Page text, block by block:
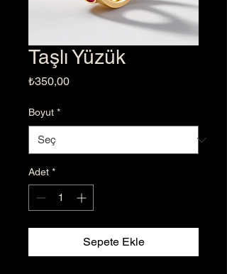
Taşlı Yüzük
₺350,00Fiyat
Boyut *
Adet *
Sepete Ekle